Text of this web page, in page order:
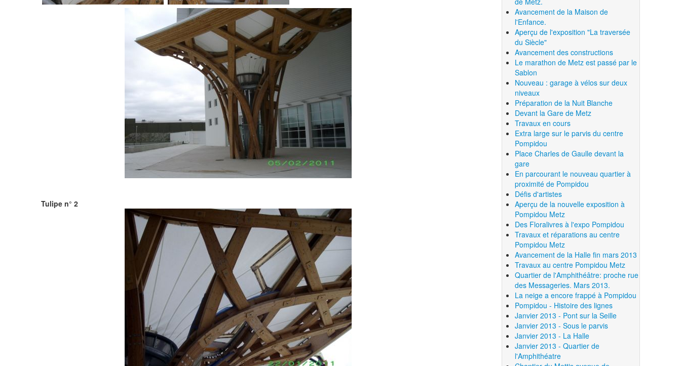
Tulipe n° 2
Avancement de la Maison de
l'Enfance.
Aperçu de l'exposition "La traversée
du Siècle"
Avancement des constructions
Le marathon de Metz est passé par le
Sablon
Nouveau : garage à vélos sur deux
niveaux
Préparation de la Nuit Blanche
Devant la Gare de Metz
Travaux en cours
Extra large sur le parvis du centre
Pompidou
Place Charles de Gaulle devant la
gare
En parcourant le nouveau quartier à
proximité de Pompidou
Défis d'artistes
Aperçu de la nouvelle exposition à
Pompidou Metz
Des Floralivres à l'expo Pompidou
Travaux et réparations au centre
Pompidou Metz
Avancement de la Halle fin mars 2013
Travaux au centre Pompidou Metz
Quartier de l'Amphithéâtre: proche rue
des Messageries. Mars 2013.
La neige a encore frappé à Pompidou
Pompidou - Histoire des lignes
Janvier 2013 - Pont sur la Seille
Janvier 2013 - Sous le parvis
Janvier 2013 - La Halle
Janvier 2013 - Quartier de
l'Amphithéatre